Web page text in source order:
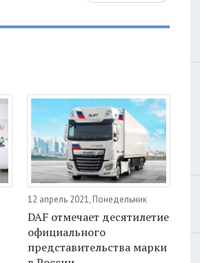
12 апрель 2021, Понедельник
DAF отмечает десятилетие
официального
представительства марки